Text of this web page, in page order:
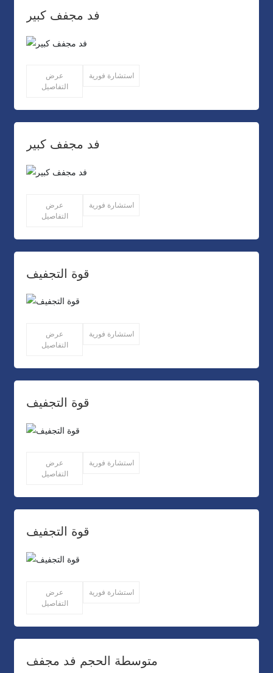
فد مجفف كبير
عرض
التفاصيل
استشارة فورية
فد مجفف كبير
عرض
التفاصيل
استشارة فورية
قوة التجفيف
عرض
التفاصيل
استشارة فورية
قوة التجفيف
عرض
التفاصيل
استشارة فورية
قوة التجفيف
عرض
التفاصيل
استشارة فورية
متوسطة الحجم فد مجفف